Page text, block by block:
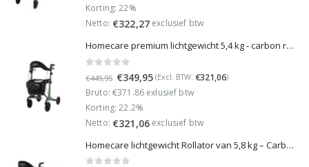
was:
€499,95. €389,95.
Korting: 22%
Netto: €322,27exclusief btw
Homecare premium lichtgewicht 5,4 kg - carbon rollator - 150 kg draaggewicht - Opvouwbaar - Groen - incl stokhouder
€449,95 Oorspronkelijke
prijs
was:
€449,95.
€349,95Huidige
prijs
€349,95.
(Excl. BTW: €321,06)
Bruto: €371.86 exlusief btw
Korting: 22.2%
Netto: €321,06exclusief btw
Homecare lichtgewicht Rollator van 5,8 kg – Carbon rollator tot 150 kg draaggewicht – Dubbel opvouwbaar en inclusief reistas - Groen